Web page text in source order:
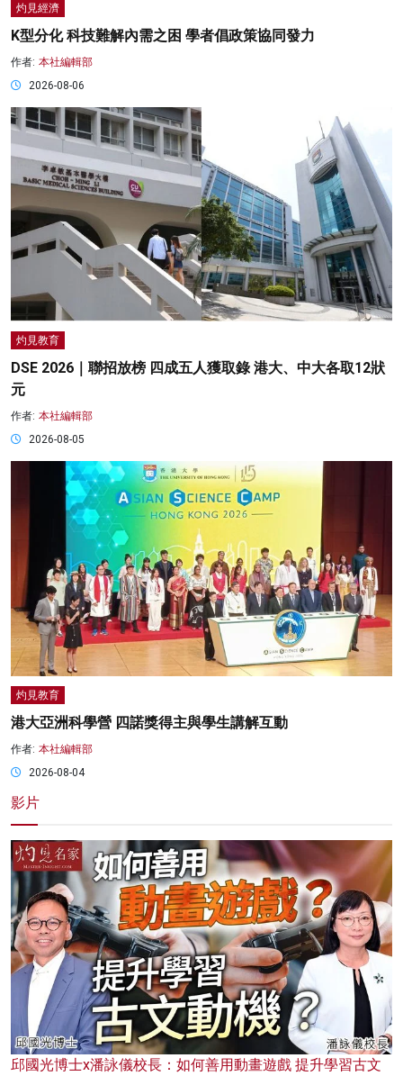
灼見經濟
K型分化 科技難解內需之困 學者倡政策協同發力
作者: 本社編輯部
2026-08-06
灼見教育
DSE 2026｜聯招放榜 四成五人獲取錄 港大、中大各取12狀
元
作者: 本社編輯部
2026-08-05
灼見教育
港大亞洲科學營 四諾獎得主與學生講解互動
作者: 本社編輯部
2026-08-04
影片
邱國光博士x潘詠儀校長：如何善用動畫遊戲 提升學習古文